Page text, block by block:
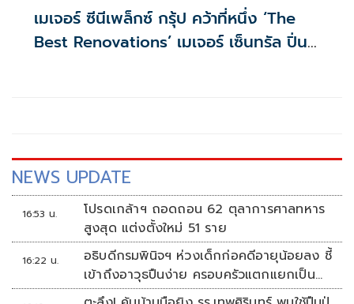
เมเจอร์ ซีนีเพล็กซ์ กรุ้ป คว้าที่หนึ่ง ‘The
Best Renovations’ เมเจอร์ เซ็นทรัล ปิ่น
NEWS UPDATE
16:53 น.
โปรดเกล้าฯ ถอดถอน 62 ตุลาการศาลทหาร
สูงสุด แต่งตั้งใหม่ 51 ราย
16:22 น.
อธิบดีกรมพินิจฯ ห่วงเด็กก่อคดีอายุน้อยลง ชี้
เข้าถึงอาวุธปืนง่าย ครอบครัวแตกแยกเป็น
ชนวนสำคัญ